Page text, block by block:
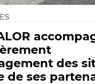
des
de ses